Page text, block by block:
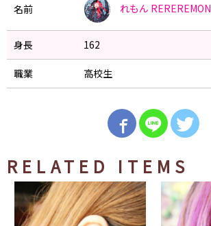
名前 れもん REREREMON
身長 162
職業 高校生
RELATED ITEMS